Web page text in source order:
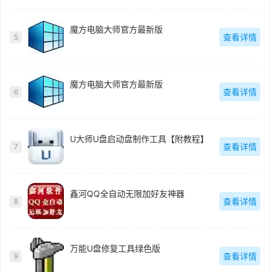
5
魔方电脑大师官方最新版
查看详情
6
魔方电脑大师官方最新版
查看详情
7
U大师U盘启动盘制作工具【附教程】
查看详情
8
鑫河QQ全自动无限加好友神器
查看详情
9
万能U盘修复工具绿色版
查看详情